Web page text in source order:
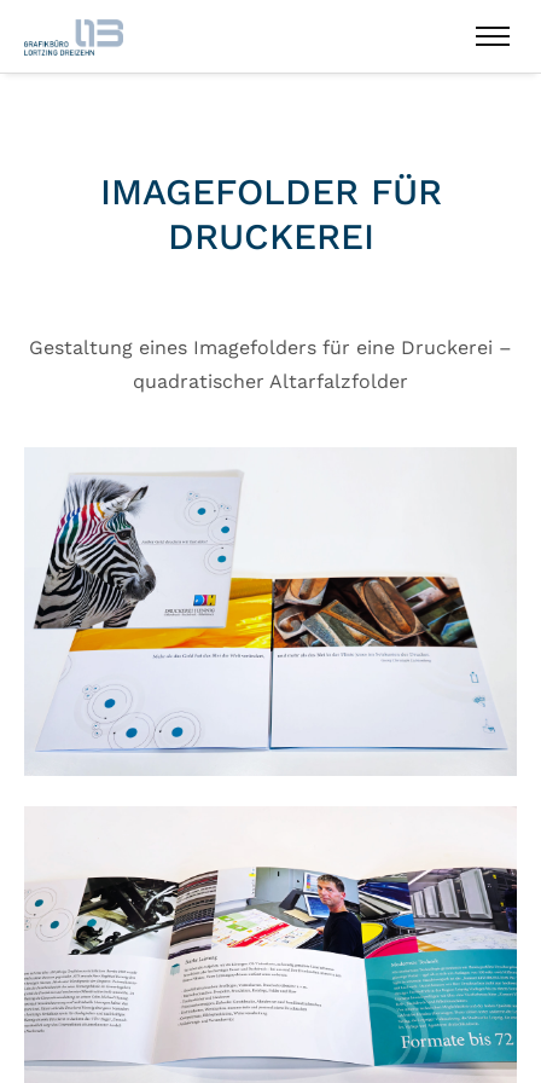
IMAGEFOLDER FÜR
DRUCKEREI
Gestaltung eines Imagefolders für eine Druckerei –
quadratischer Altarfalzfolder